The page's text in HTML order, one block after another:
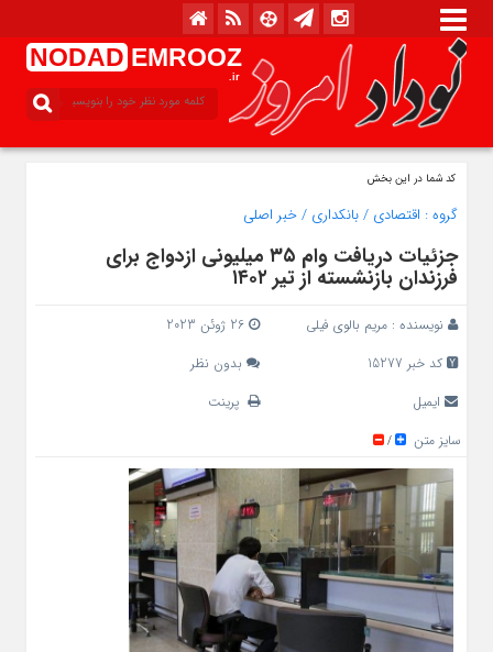
NODAD EMROOZ
.ir
کد شما در این بخش
گروه : اقتصادی /بانکداری /خبر اصلی
جزئیات دریافت وام ۳۵ میلیونی ازدواج برای
فرزندان بازنشسته از تیر ۱۴۰۲
نویسنده : مریم بالوی فیلی
26 ژوئن 2023
کد خبر 15277
بدون نظر
ایمیل
پرینت
سایز متن
/